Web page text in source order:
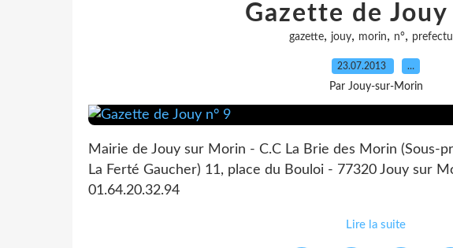
Gazette de Jouy
gazette, jouy, morin, n°,
23.07.2013 …
Par Jouy-sur-Morin
Mairie de Jouy sur Morin - C.C La Brie des Morin (Sous-
La Ferté Gaucher) 11, place du Bouloi - 77320 Jouy sur
01.64.20.32.94
Lire la suite